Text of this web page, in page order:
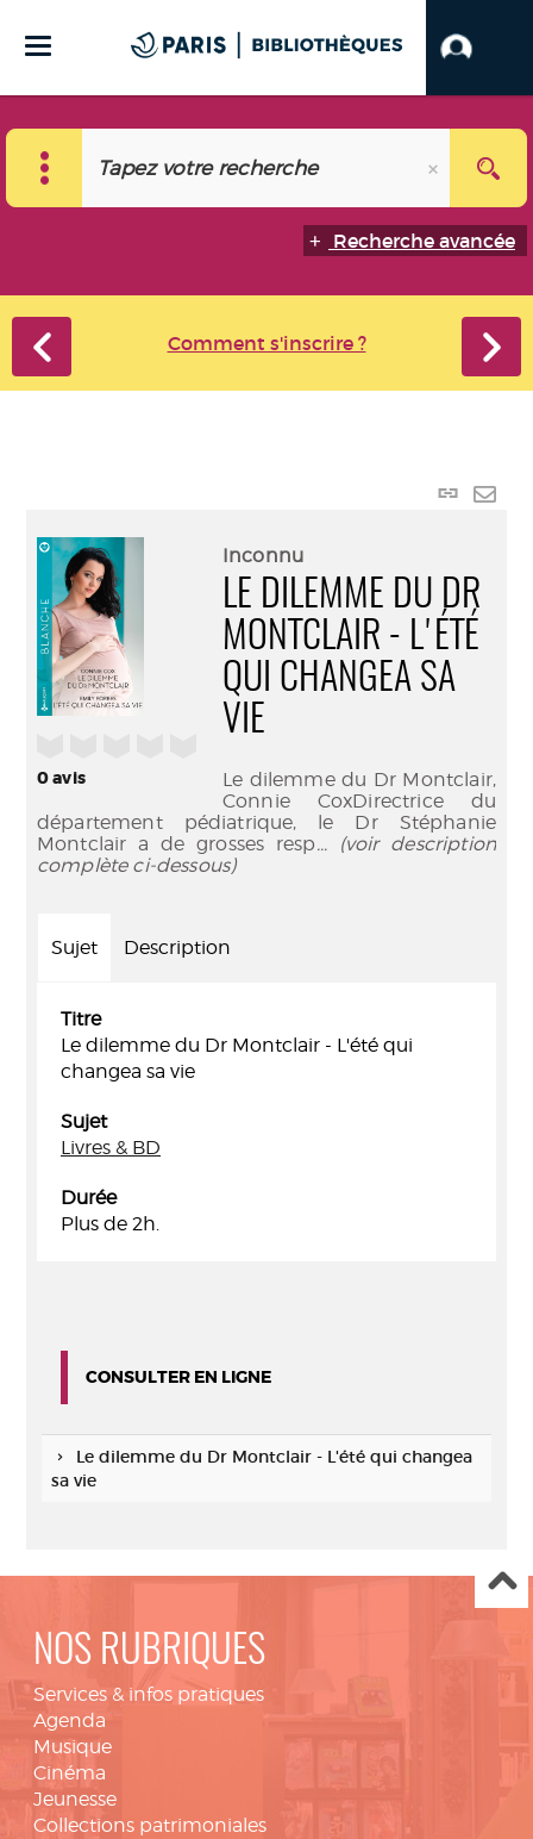
Recherche avancée
Comment s'inscrire ?
Lien
0avis
Inconnu
LE DILEMME DU DR
MONTCLAIR - L'ÉTÉ
QUI CHANGEA SA
VIE
Le dilemme du Dr Montclair,
Connie CoxDirectrice du
département pédiatrique, le Dr Stéphanie
Montclair a de grosses resp... (voir description
complète ci-dessous)
Sujet Description
Titre
Le dilemme du Dr Montclair - L'été qui
changea sa vie
Sujet
Livres & BD
Durée
Plus de 2h.
CONSULTER EN LIGNE
Le dilemme du Dr Montclair - L'été qui changea
sa vie
NOS RUBRIQUES
Services & infos pratiques
Agenda
Musique
Cinéma
Jeunesse
Collections patrimoniales